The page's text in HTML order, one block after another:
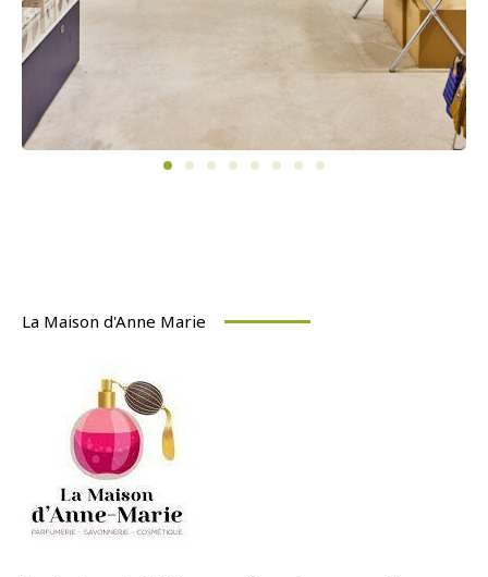
La Maison d'Anne Marie